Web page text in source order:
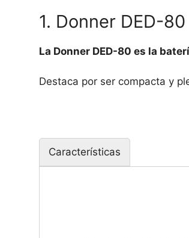
1. Donner DED-80
La Donner DED-80 es la
Destaca por ser compacta y
Características